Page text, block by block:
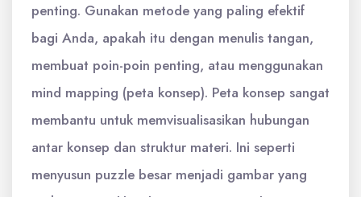
penting. Gunakan metode yang paling efektif
bagi Anda, apakah itu dengan menulis tangan,
membuat poin-poin penting, atau menggunakan
mind mapping (peta konsep). Peta konsep sangat
membantu untuk memvisualisasikan hubungan
antar konsep dan struktur materi. Ini seperti
menyusun puzzle besar menjadi gambar yang